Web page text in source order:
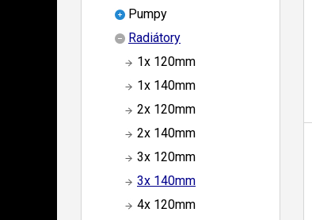
Pumpy
Radiátory
1x 120mm
1x 140mm
2x 120mm
2x 140mm
3x 120mm
3x 140mm
4x 120mm